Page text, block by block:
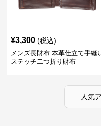
¥3,300 (税込)
メンズ長財布 本革仕立て手縫
ステッチ二つ折り財布
人気